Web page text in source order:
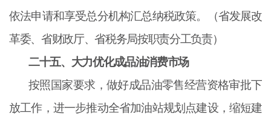
依法申请和享受总分机构汇总纳税政策。（省发展改
革委、省财政厅、省税务局按职责分工负责）
二十五、大力优化成品油消费市场
按照国家要求，做好成品油零售经营资格审批下
放工作，进一步推动全省加油站规划点建设，缩短建